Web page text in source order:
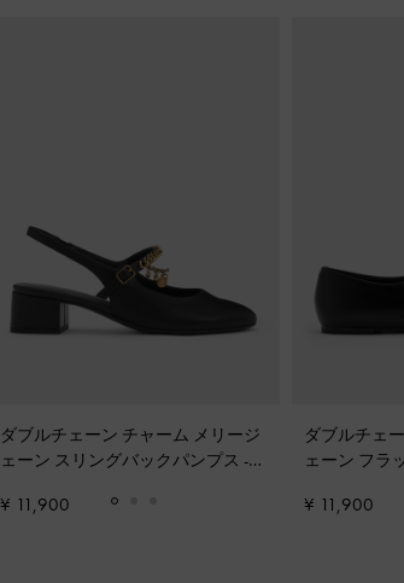
ダブルチェーン チャーム メリージ
ェーン スリングバックパンプス -
¥ 11,900
ダブルチェ
ェーン フラ
¥ 11,900